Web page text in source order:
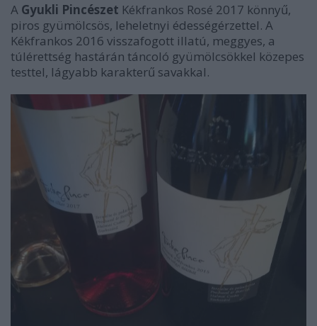
A Gyukli Pincészet Kékfrankos Rosé 2017 könnyű,
piros gyümölcsös, leheletnyi édességérzettel. A
Kékfrankos 2016 visszafogott illatú, meggyes, a
túlérettség hastárán táncoló gyümölcsökkel közepes
testtel, lágyabb karakterű savakkal.